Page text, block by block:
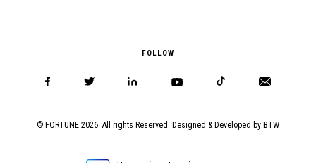
FOLLOW
© FORTUNE 2026. All rights Reserved. Designed & Developed by BTW